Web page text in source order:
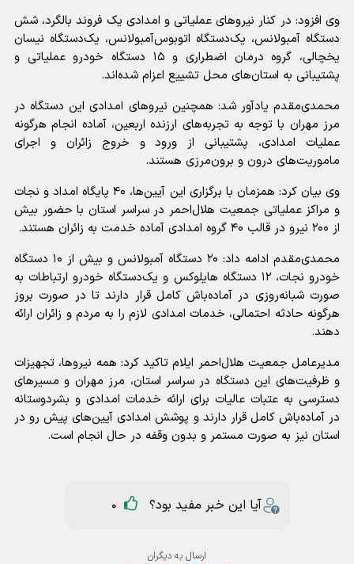
وی افزود: در کنار نیروهای عملیاتی و امدادی یک فروند بالگرد، شش
دستگاه آمبولانس، یک‌دستگاه اتوبوس‌آمبولانس، یک‌دستگاه نیسان
یخچالی، گروه درمان اضطراری و ۱۵ دستگاه خودرو عملیاتی و
پشتیبانی به استان‌های محل تشییع اعزام شده‌اند.
محمدی‌مقدم یادآور شد: همچنین نیروهای امدادی این دستگاه در
مرز مهران با توجه به تجربه‌های ارزنده اربعین، آماده انجام هرگونه
عملیات امدادی، پشتیبانی از ورود و خروج زائران و اجرای
ماموریت‌های درون و برون‌مرزی هستند.
وی بیان کرد: همزمان با برگزاری این آیین‌ها، ۴۰ پایگاه امداد و نجات
و مراکز عملیاتی جمعیت هلال‌احمر در سراسر استان با حضور بیش
از ۲۰۰ نیرو در قالب ۴۰ گروه امدادی آماده خدمت به زائران هستند.
محمدی‌مقدم ادامه داد: ۲۰ دستگاه آمبولانس و بیش از ۱۰ دستگاه
خودرو نجات، ۱۲ دستگاه هایلوکس و یک‌دستگاه خودرو ارتباطات به
صورت شبانه‌روزی در آماده‌باش کامل قرار دارند تا در صورت بروز
هرگونه حادثه احتمالی، خدمات امدادی لازم را به مردم و زائران ارائه
دهند.
مدیرعامل جمعیت هلال‌احمر ایلام تاکید کرد: همه نیروها، تجهیزات
و ظرفیت‌های این دستگاه در سراسر استان، مرز مهران و مسیرهای
دسترسی به عتبات عالیات برای ارائه خدمات امدادی و بشردوستانه
در آماده‌باش کامل قرار دارند و پوشش امدادی آیین‌های پیش رو در
استان نیز به‌ صورت مستمر و بدون وقفه در حال انجام است.
آیا این خبر مفید بود؟ 0
ارسال به دیگران